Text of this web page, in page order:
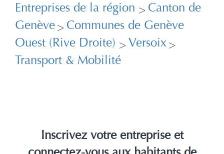
Entreprises de la région > Canton de
Genève> Communes de Genève
Ouest (Rive Droite) >Versoix >
Transport & Mobilité
Inscrivez votre entreprise et